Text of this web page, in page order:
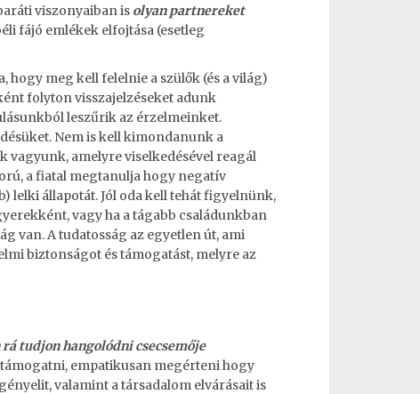
viszonyaiban is olyan partnereket
fájó emlékek elfojtása (esetleg
meg kell felelnie a szülők (és a világ)
folyton visszajelzéseket adunk
leszűrik az érzelmeinket.
Nem is kell kimondanunk a
vagyunk, amelyre viselkedésével reagál
a fiatal megtanulja hogy negatív
lelki állapotát. Jól oda kell tehát figyelnünk,
vagy ha a tágabb családunkban
van. A tudatosság az egyetlen út, ami
biztonságot és támogatást, melyre az
tudjon hangolódni csecsemője
empatikusan megérteni hogy
valamint a társadalom elvárásait is